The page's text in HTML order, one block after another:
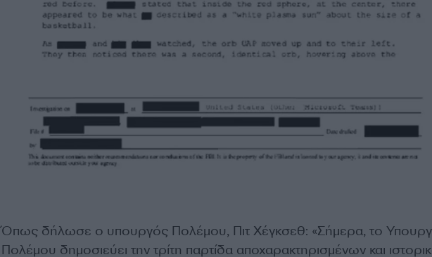
Όπως δήλωσε ο υπουργός Πολέμου, Πιτ Χέγκσεθ: «Σήμερα, το
Πολέμου δημοσιεύει την τρίτη παρτίδα αποχαρακτηρισμένων και